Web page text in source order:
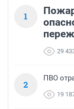
1
29
2
ПВО
19